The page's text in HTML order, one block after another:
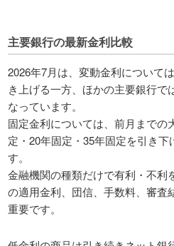
主要銀行の最新金利比較
2026年7月は、変動金利について
き上げる一方、ほかの主要銀行で
なっています。
固定金利については、前月までの
定・20年固定・35年固定を引き
す。
金融機関の種類だけで有利・不利
の適用金利、団信、手数料、審査
重要です。